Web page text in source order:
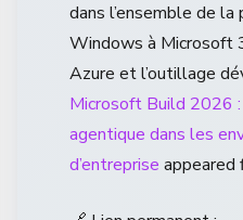
dans l’ensemble de
Windows à Microsoft
Azure et l’outillage
Microsoft Build 2026 :
agentique dans les
d’entreprise appeared